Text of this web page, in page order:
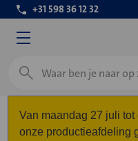
+31 598 36 12 32
Zoeken
Van maandag 27 juli
onze productieafdeling